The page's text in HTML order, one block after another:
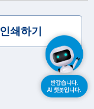
인쇄하기